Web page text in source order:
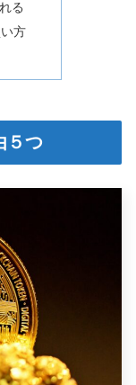
る
方
５つ